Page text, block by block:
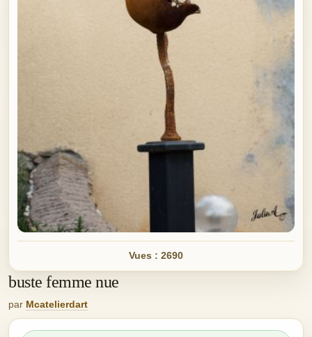
Vues : 2690
buste femme nue
par Mcatelierdart